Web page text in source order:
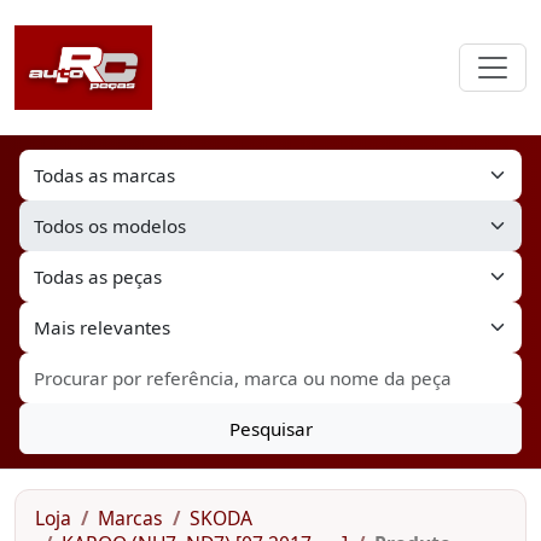
Pesquisar
Loja Marcas
SKODA